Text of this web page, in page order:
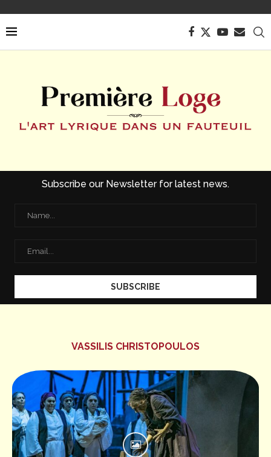
Subscribe our Newsletter for latest news.
VASSILIS CHRISTOPOULOS